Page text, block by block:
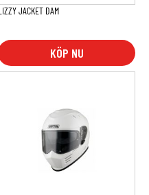
JACKET DAM
KÖP NU
varianter.
alternativen